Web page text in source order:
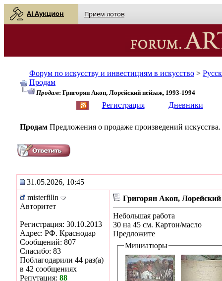
AI Аукцион Прием лотов
Форум по искусству и инвестициям в искусство >
Продам
Продам: Григорян Акоп, Лорейский пейзаж, 1993-1994
Регистрация Дневники
Продам Предложения о продаже произведений искусства.
31.05.2026, 10:45
misterfilin
Авторитет
Регистрация: 30.10.2013
Адрес: РФ. Краснодар
Сообщений: 807
Спасибо: 83
Поблагодарили 44 раз(а)
в 42 сообщениях
Репутация: 88
Григорян Акоп, Лорейский
Небольшая работа
30 на 45 см. Картон/масло
Предложите
Миниатюры